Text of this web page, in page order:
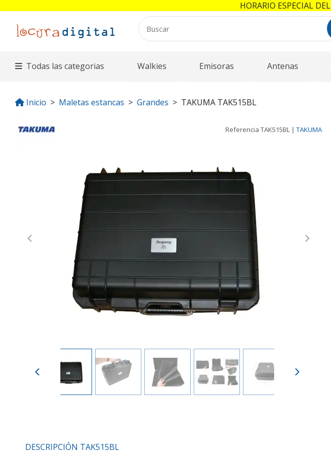
Todas las categorias Walkies Emisoras Antenas
Inicio Maletas estancas Grandes TAKUMA TAK515BL
Referencia TAK515BL | TAKUMA
Previous Next
DESCRIPCIÓN TAK515BL
HORARIO ESPECIAL DEL